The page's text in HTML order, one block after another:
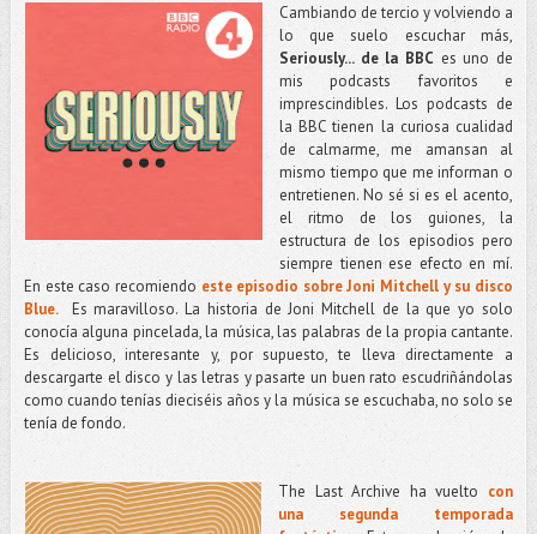
Cambiando de tercio y volviendo a
lo que suelo escuchar más,
Seriously... de la BBC es uno de
mis podcasts favoritos e
imprescindibles. Los podcasts de
la BBC tienen la curiosa cualidad
de calmarme, me amansan al
mismo tiempo que me informan o
entretienen. No sé si es el acento,
el ritmo de los guiones, la
estructura de los episodios pero
siempre tienen ese efecto en mí.
En este caso recomiendo este episodio sobre Joni Mitchell y su disco
Blue.
Es maravilloso. La historia de Joni Mitchell de la que yo solo
conocía alguna pincelada, la música, las palabras de la propia cantante.
Es delicioso, interesante y, por supuesto, te lleva directamente a
descargarte el disco y las letras y pasarte un buen rato escudriñándolas
como cuando tenías dieciséis años y la música se escuchaba, no solo se
tenía de fondo.
The Last Archive ha vuelto con
una segunda temporada